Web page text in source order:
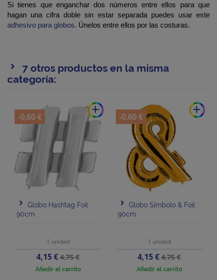
Si tienes que enganchar dos números entre ellos para que
hagan una cifra doble sin estar separada puedes usar este
adhesivo para globos. Únelos entre ellos por las costuras.
7 otros productos en la misma
categoría:
add
Globo Hashtag Foil
90cm
1 unidad
Precio
4,15 €Precio
base
4,75 €
Añadir al carrito
-0,60 €
add
Globo Símbolo & Foil
90cm
1 unidad
Precio
4,15 €Precio
base
4,75 €
Añadir al carrito
-0,60 €